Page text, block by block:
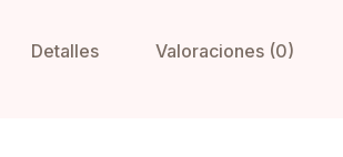
Detalles Valoraciones (0)